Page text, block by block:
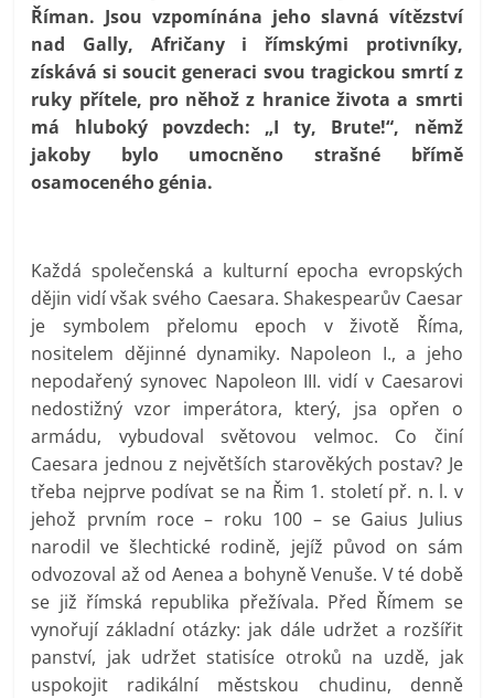
Říman. Jsou vzpomínána jeho slavná vítězství
nad Gally, Afričany i římskými protivníky,
získává si soucit generaci svou tragickou smrtí z
ruky přítele, pro něhož z hranice života a smrti
má hluboký povzdech: „I ty, Brute!“, němž
jakoby bylo umocněno strašné břímě
osamoceného génia.
Každá společenská a kulturní epocha evropských
dějin vidí však svého Caesara. Shakespearův Caesar
je symbolem přelomu epoch v životě Říma,
nositelem dějinné dynamiky. Napoleon I., a jeho
nepodařený synovec Napoleon III. vidí v Caesarovi
nedostižný vzor imperátora, který, jsa opřen o
armádu, vybudoval světovou velmoc. Co činí
Caesara jednou z největších starověkých postav? Je
třeba nejprve podívat se na Řim 1. století př. n. l. v
jehož prvním roce – roku 100 – se Gaius Julius
narodil ve šlechtické rodině, jejíž původ on sám
odvozoval až od Aenea a bohyně Venuše. V té době
se již římská republika přežívala. Před Římem se
vynořují základní otázky: jak dále udržet a rozšířit
panství, jak udržet statisíce otroků na uzdě, jak
uspokojit radikální městskou chudinu, denně